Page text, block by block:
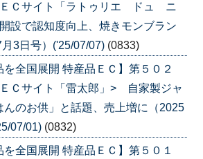
Ｃサイト「ラトゥリエ ドュ ニ
設で認知度向上、焼きモンブラン
3日号）('25/07/07) (0833)
を全国展開 特産品ＥＣ】第５０２
Ｃサイト「雷太郎」> 自家製ジャ
んのお供」と話題、売上増に（2025
07/01) (0832)
を全国展開 特産品ＥＣ】第５０１